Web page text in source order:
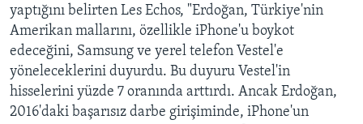
yaptığını belirten Les Echos, "Erdoğan, Türkiye'nin
Amerikan mallarını, özellikle iPhone'u boykot
edeceğini, Samsung ve yerel telefon Vestel'e
yöneleceklerini duyurdu. Bu duyuru Vestel'in
hisselerini yüzde 7 oranında arttırdı. Ancak Erdoğan,
2016'daki başarısız darbe girişiminde, iPhone'un